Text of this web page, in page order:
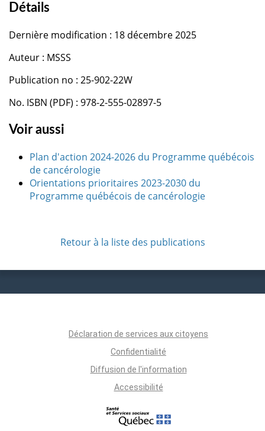
Détails
Dernière modification : 18 décembre 2025
Auteur : MSSS
Publication no : 25-902-22W
No. ISBN (PDF) : 978-2-555-02897-5
Voir aussi
Plan d'action 2024-2026 du Programme québécois
de cancérologie
Orientations prioritaires 2023-2030 du
Programme québécois de cancérologie
Retour à la liste des publications
Déclaration de services aux citoyens
Confidentialité
Diffusion de l'information
Accessibilité